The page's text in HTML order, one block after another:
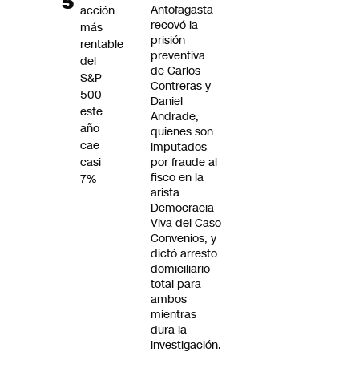
Antofagasta
recovó la
prisión
preventiva
de Carlos
Contreras y
Daniel
Andrade,
quienes son
imputados
por fraude al
fisco en la
arista
Democracia
Viva del Caso
Convenios, y
dictó arresto
domiciliario
total para
ambos
mientras
dura la
investigación.
acción
más
rentable
del
S&P
500
este
año
cae
casi
7%